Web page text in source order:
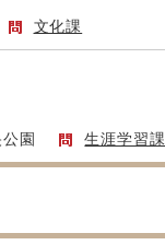
文化課
園 生涯学習課